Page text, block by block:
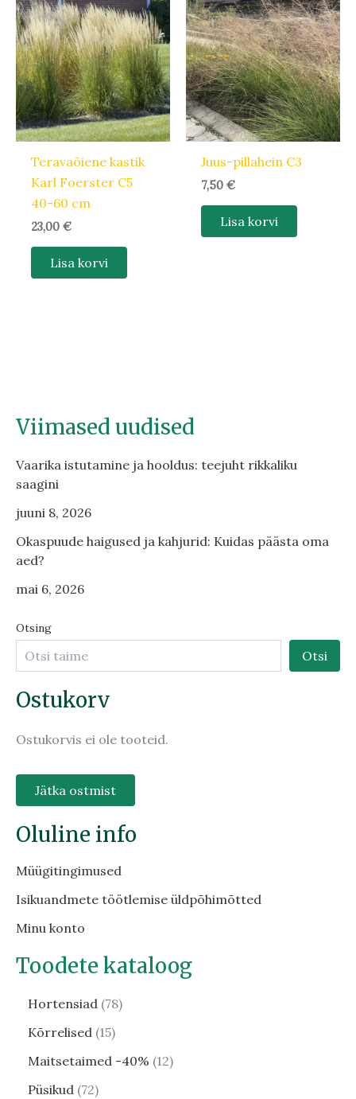
Viimased uudised
Vaarika istutamine ja hooldus: teejuht rikkaliku
saagini
juuni 8, 2026
Okaspuude haigused ja kahjurid: Kuidas päästa oma
aed?
mai 6, 2026
Otsing
Otsi
Ostukorv
Ostukorvis ei ole tooteid.
Jätka ostmist
Oluline info
Müügitingimused
Isikuandmete töötlemise üldpõhimõtted
Minu konto
Toodete kataloog
Hortensiad 78
Kõrrelised 15
Maitsetaimed -40% 12
Püsikud 72
Teravaõiene kastik
Karl Foerster C5
40-60 cm
23,00€
Lisa korvi
Juus-pillahein C3
7,50€
Lisa korvi